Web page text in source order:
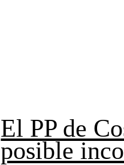
El PP de
posible